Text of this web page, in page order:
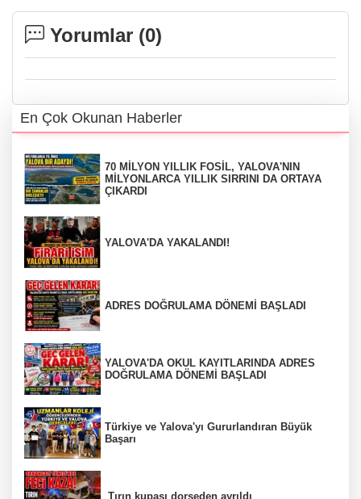
Yorumlar (0)
En Çok Okunan Haberler
70 MİLYON YILLIK FOSİL, YALOVA'NIN
MİLYONLARCA YILLIK SIRRINI DA ORTAYA
ÇIKARDI
YALOVA'DA YAKALANDI!
ADRES DOĞRULAMA DÖNEMİ BAŞLADI
YALOVA'DA OKUL KAYITLARINDA ADRES
DOĞRULAMA DÖNEMİ BAŞLADI
Türkiye ve Yalova'yı Gururlandıran Büyük
Başarı
Tırın kupası dorseden ayrıldı